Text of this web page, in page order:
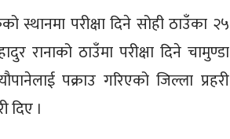
परीक्षा दिने सोही ठाउँका २५
रानाको ठाउँमा परीक्षा दिने चामुण्डा
पक्राउ गरिएको जिल्ला प्रहरी
दिए ।